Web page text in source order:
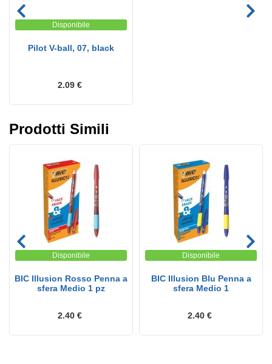
Disponibile
Pilot V-ball, 07, black
2.09 €
Prodotti Simili
Disponibile
BIC Illusion Rosso Penna a
sfera Medio 1 pz
2.40 €
Disponibile
BIC Illusion Blu Penna a
sfera Medio 1
2.40 €